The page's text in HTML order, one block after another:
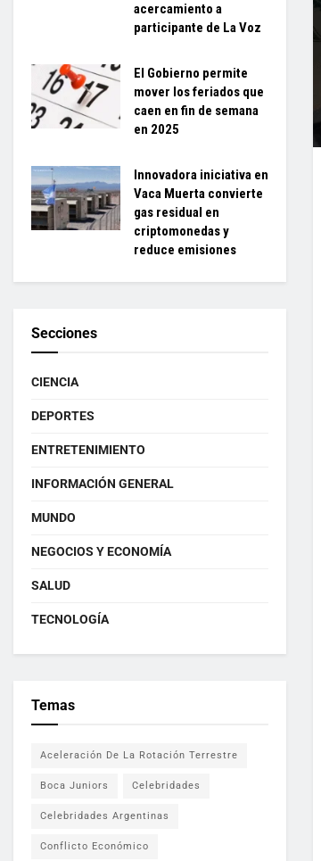
acercamiento a
participante de La Voz
El Gobierno permite
mover los feriados que
caen en fin de semana
en 2025
Innovadora iniciativa en
Vaca Muerta convierte
gas residual en
criptomonedas y
reduce emisiones
Secciones
CIENCIA
DEPORTES
ENTRETENIMIENTO
INFORMACIÓN GENERAL
MUNDO
NEGOCIOS Y ECONOMÍA
SALUD
TECNOLOGÍA
Temas
Aceleración De La Rotación Terrestre
Boca Juniors Celebridades
Celebridades Argentinas
Conflicto Económico